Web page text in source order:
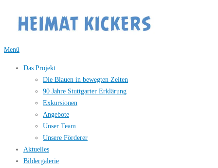
Inhalt
springen
Menü
Das Projekt
Die Blauen in bewegten Zeiten
90 Jahre Stuttgarter Erklärung
Exkursionen
Angebote
Unser Team
Unsere Förderer
Aktuelles
Bildergalerie